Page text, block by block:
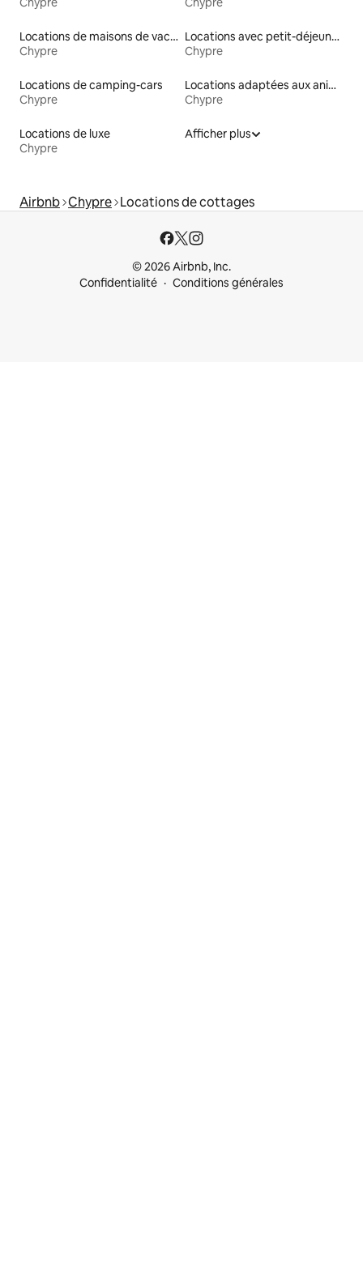
Locations de maisons de vacances
Chypre
Locations avec petit-déjeuner
Chypre
Locations de camping-cars
Chypre
Locations adaptées aux animaux
Chypre
Locations de luxe
Chypre
Afficher plus
Airbnb Chypre Locations de cottages
© 2026 Airbnb, Inc.
Confidentialité
Conditions générales